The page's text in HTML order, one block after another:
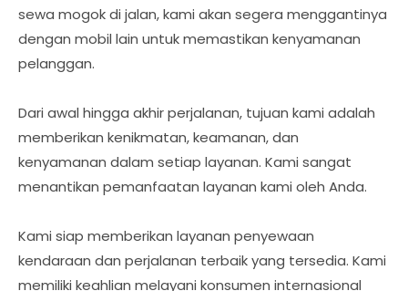
sewa mogok di jalan, kami akan segera menggantinya
dengan mobil lain untuk memastikan kenyamanan
pelanggan.
Dari awal hingga akhir perjalanan, tujuan kami adalah
memberikan kenikmatan, keamanan, dan
kenyamanan dalam setiap layanan. Kami sangat
menantikan pemanfaatan layanan kami oleh Anda.
Kami siap memberikan layanan penyewaan
kendaraan dan perjalanan terbaik yang tersedia. Kami
memiliki keahlian melayani konsumen internasional